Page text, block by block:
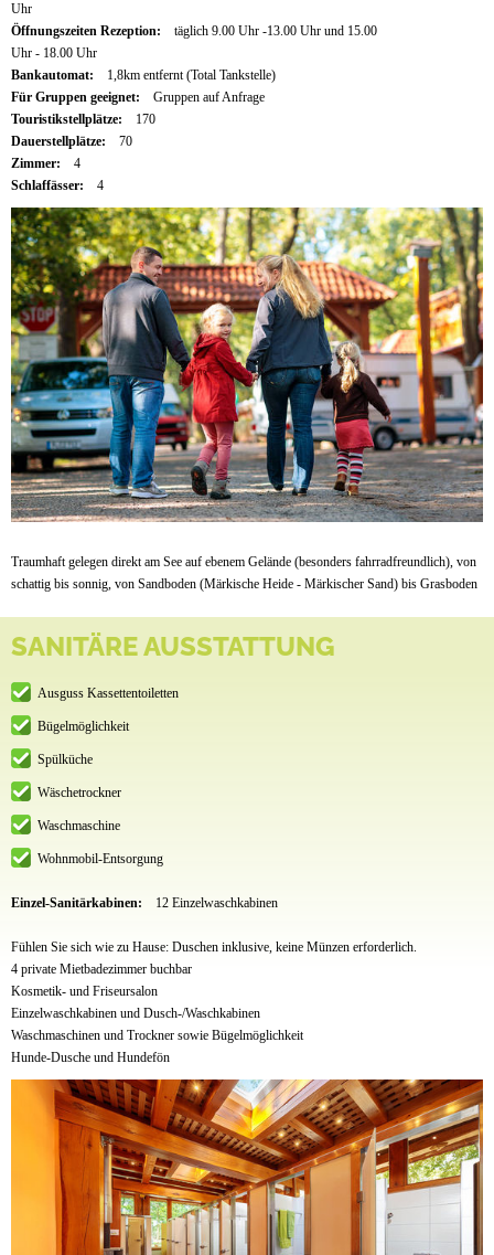
Uhr
Öffnungszeiten Rezeption:
täglich 9.00 Uhr -13.00 Uhr und 15.00
Uhr - 18.00 Uhr
Bankautomat:
1,8km entfernt (Total Tankstelle)
Für Gruppen geeignet:
Gruppen auf Anfrage
Touristikstellplätze:
170
Dauerstellplätze:
70
Zimmer:
4
Schlaffässer:
4
Traumhaft gelegen direkt am See auf ebenem Gelände (besonders fahrradfreundlich), von
schattig bis sonnig, von Sandboden (Märkische Heide - Märkischer Sand) bis Grasboden
SANITÄRE AUSSTATTUNG
Ausguss Kassettentoiletten
Bügelmöglichkeit
Spülküche
Wäschetrockner
Waschmaschine
Wohnmobil-Entsorgung
Einzel-Sanitärkabinen: 12 Einzelwaschkabinen
Fühlen Sie sich wie zu Hause: Duschen inklusive, keine Münzen erforderlich.
4 private Mietbadezimmer buchbar
Kosmetik- und Friseursalon
Einzelwaschkabinen und Dusch-/Waschkabinen
Waschmaschinen und Trockner sowie Bügelmöglichkeit
Hunde-Dusche und Hundefön